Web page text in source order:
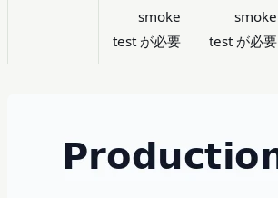
smoke
test が必要
smoke
test が必要